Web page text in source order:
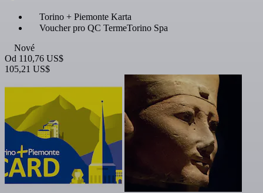
Torino + Piemonte Karta
Voucher pro QC TermeTorino Spa
Nové
Od 110,76 US$
105,21 US$